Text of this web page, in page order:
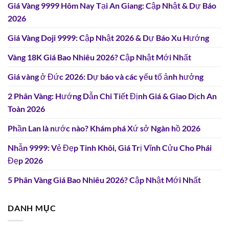
Giá Vàng 9999 Hôm Nay Tại An Giang: Cập Nhật & Dự Báo
2026
Giá Vàng Doji 9999: Cập Nhật 2026 & Dự Báo Xu Hướng
Vàng 18K Giá Bao Nhiêu 2026? Cập Nhật Mới Nhất
Giá vàng ở Đức 2026: Dự báo và các yếu tố ảnh hưởng
2 Phân Vàng: Hướng Dẫn Chi Tiết Định Giá & Giao Dịch An
Toàn 2026
Phần Lan là nước nào? Khám phá Xứ sở Ngàn hồ 2026
Nhẫn 9999: Vẻ Đẹp Tinh Khôi, Giá Trị Vĩnh Cửu Cho Phái
Đẹp 2026
5 Phân Vàng Giá Bao Nhiêu 2026? Cập Nhật Mới Nhất
DANH MỤC